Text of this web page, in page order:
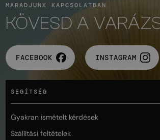
MARADJUNK KAPCSOLATBAN
KÖVESD A
FACEBOOK INSTAGRAM
SEGÍTSÉG
Gyakran ismételt kérdések
Szállítási feltételek